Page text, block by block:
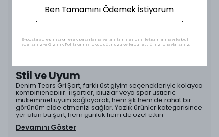
Fonksiyonel Tasarım
Bu gri şort, şık görünümünün yanı sıra pratik detaylarla
taşımanıza olanak tanırken, hafif yapısı sayesinde sıcak
havalarda ferah bir kullanım sunar. Denim Tears
Stil ve Uyum
Denim Tears Gri Şort, farklı üst giyim seçenekleriyle kolayca
kombinlenebilir. Tişörtler, bluzlar veya spor üstlerle
mükemmel uyum sağlayarak, hem şık hem de rahat bir
görünüm elde etmenizi sağlar. Yazlık ürünler kategorisinde
yer alan bu şort, hem günlük hem de özel etkin
Devamını Göster
Ben Tamamını Ödemek İstiyorum
E-posta adresinizi girerek pazarlama ve tanıtım ile ilgili iletişim almayı kabul
edersiniz ve Gizlilik Politikamızı okuduğunuzu ve kabul ettiğinizi onaylarsınız.